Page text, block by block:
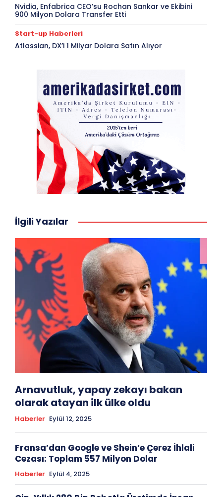
Nvidia, Enfabrica CEO’su Rochan Sankar ve Ekibini
900 Milyon Dolara Transfer Etti
Start-up Haberleri
Atlassian, DX’i 1 Milyar Dolara Satın Alıyor
İlgili Yazılar
Arnavutluk, yapay zekayı bakan
olarak atayan ilk ülke oldu
Haberler Eylül 12, 2025
Fransa’dan Google ve Shein’e Çerez İhlali
Cezası: Toplam 557 Milyon Dolar
Haberler Eylül 4, 2025